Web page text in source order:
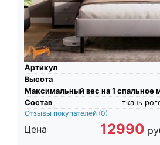
Артикул
Высота
Максимальный вес на 1 спальное
Состав
ткань
Отзывы покупателей (0)
Цена 12990